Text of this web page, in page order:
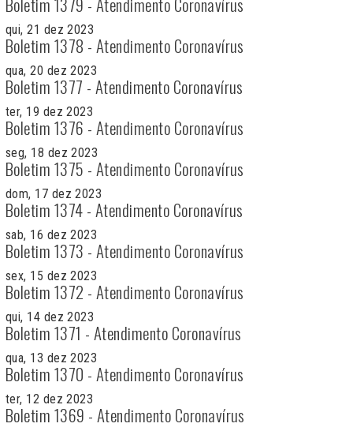
qui, 21 dez 2023
Boletim 1378 - Atendimento Coronavírus
qua, 20 dez 2023
Boletim 1377 - Atendimento Coronavírus
ter, 19 dez 2023
Boletim 1376 - Atendimento Coronavírus
seg, 18 dez 2023
Boletim 1375 - Atendimento Coronavírus
dom, 17 dez 2023
Boletim 1374 - Atendimento Coronavírus
sab, 16 dez 2023
Boletim 1373 - Atendimento Coronavírus
sex, 15 dez 2023
Boletim 1372 - Atendimento Coronavírus
qui, 14 dez 2023
Boletim 1371 - Atendimento Coronavírus
qua, 13 dez 2023
Boletim 1370 - Atendimento Coronavírus
ter, 12 dez 2023
Boletim 1369 - Atendimento Coronavírus